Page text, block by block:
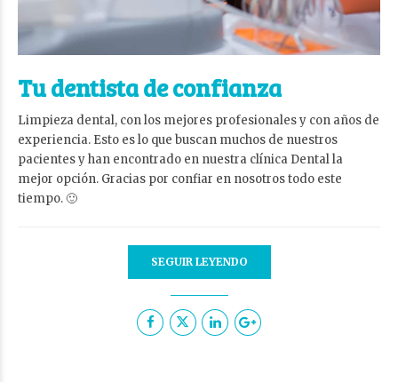
Tu dentista de confianza
Limpieza dental, con los mejores profesionales y con años de
experiencia. Esto es lo que buscan muchos de nuestros
pacientes y han encontrado en nuestra clínica Dental la
mejor opción. Gracias por confiar en nosotros todo este
tiempo. 🙂
SEGUIR LEYENDO